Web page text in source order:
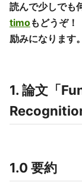
読んで少しでも
timoもどうぞ
励みになります
1. 論文「
1.0 要約